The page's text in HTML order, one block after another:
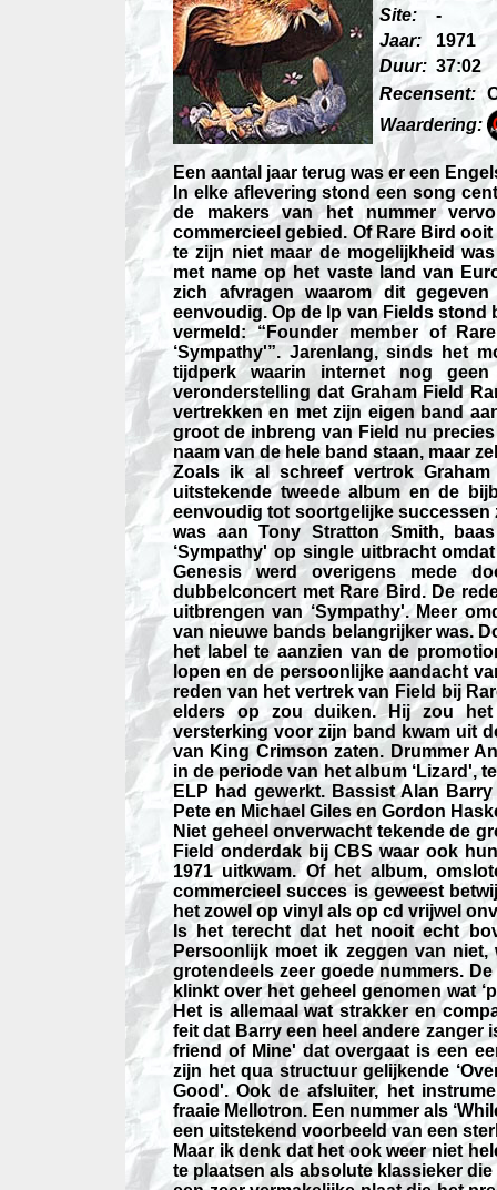
Site:
-
Jaar:
1971
Duur: 37:02
Recensent:
Waardering:
Een aantal jaar terug was er een
In elke aflevering stond een song
de makers van het nummer
commercieel gebied. Of Rare Bird
te zijn niet maar de mogelijkheid
met name op het vaste land van
zich afvragen waarom dit
eenvoudig. Op de lp van Fields stond
vermeld: “Founder member of
‘Sympathy'”. Jarenlang, sinds het
tijdperk waarin internet nog
veronderstelling dat Graham Field
vertrekken en met zijn eigen band
groot de inbreng van Field nu
naam van de hele band staan, maar
Zoals ik al schreef vertrok
uitstekende tweede album en de
eenvoudig tot soortgelijke successen
was aan Tony Stratton Smith,
‘Sympathy' op single uitbracht
Genesis werd overigens mede
dubbelconcert met Rare Bird. De
uitbrengen van ‘Sympathy'. Meer
van nieuwe bands belangrijker was.
het label te aanzien van de
lopen en de persoonlijke aandacht
reden van het vertrek van Field bij
elders op zou duiken. Hij zou het
versterking voor zijn band kwam uit
van King Crimson zaten. Drummer
in de periode van het album ‘Lizard',
ELP had gewerkt. Bassist Alan
Pete en Michael Giles en Gordon
Niet geheel onverwacht tekende de
Field onderdak bij CBS waar ook
1971 uitkwam. Of het album,
commercieel succes is geweest
het zowel op vinyl als op cd vrijwel
Is het terecht dat het nooit echt
Persoonlijk moet ik zeggen van
grotendeels zeer goede nummers.
klinkt over het geheel genomen wat
Het is allemaal wat strakker en
feit dat Barry een heel andere zanger
friend of Mine' dat overgaat is een
zijn het qua structuur gelijkende
Good'. Ook de afsluiter, het
fraaie Mellotron. Een nummer als
een uitstekend voorbeeld van een
Maar ik denk dat het ook weer niet
te plaatsen als absolute klassieker